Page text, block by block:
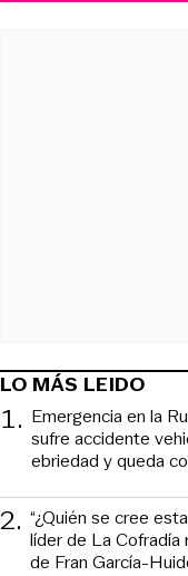
LO MÁS LEIDO
1. Emergencia en la
sufre accidente
ebriedad y queda
2. “¿Quién se cree
líder de La Cofradía
de Fran García-